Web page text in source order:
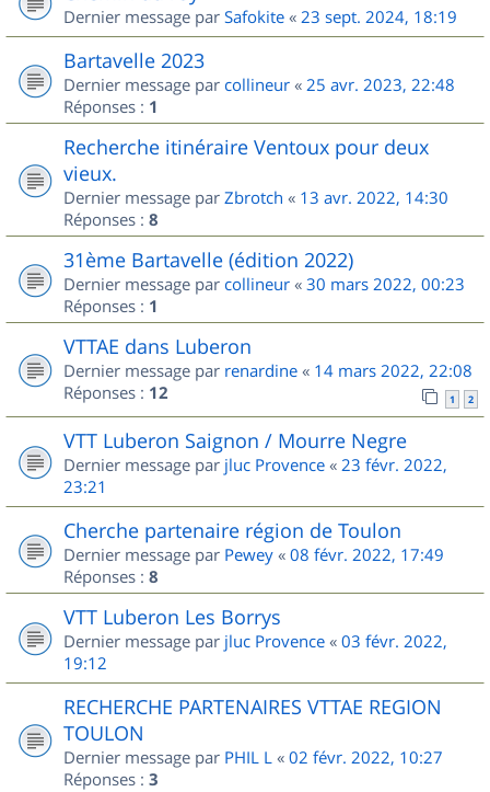
Dernier message par Safokite « 23 sept. 2024, 18:19
Bartavelle 2023
Dernier message par collineur « 25 avr. 2023, 22:48
Réponses : 1
Recherche itinéraire Ventoux pour deux
vieux.
Dernier message par Zbrotch « 13 avr. 2022, 14:30
Réponses : 8
31ème Bartavelle (édition 2022)
Dernier message par collineur « 30 mars 2022, 00:23
Réponses : 1
VTTAE dans Luberon
Dernier message par renardine « 14 mars 2022, 22:08
Réponses : 12 1 2
VTT Luberon Saignon / Mourre Negre
Dernier message par jluc Provence « 23 févr. 2022,
23:21
Cherche partenaire région de Toulon
Dernier message par Pewey « 08 févr. 2022, 17:49
Réponses : 8
VTT Luberon Les Borrys
Dernier message par jluc Provence « 03 févr. 2022,
19:12
RECHERCHE PARTENAIRES VTTAE REGION
TOULON
Dernier message par PHIL L « 02 févr. 2022, 10:27
Réponses : 3